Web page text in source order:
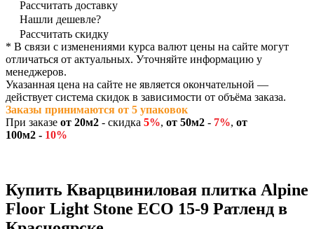
Рассчитать доставку
Нашли дешевле?
Рассчитать скидку
* В связи с изменениями курса валют цены на сайте могут
отличаться от актуальных. Уточняйте информацию у
менеджеров.
Указанная цена на сайте не является окончательной —
действует система скидок в зависимости от объёма заказа.
Заказы принимаются от 5 упаковок
При заказе от 20м2 - скидка 5%, от 50м2 - 7%, от
100м2 - 10%
Купить Кварцвиниловая плитка Alpine
Floor Light Stone ECO 15-9 Ратленд в